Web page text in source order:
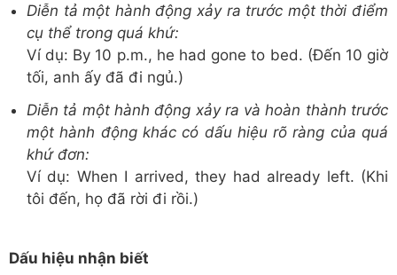
Diễn tả một hành động xảy ra trước một thời điểm
cụ thể trong quá khứ:
Ví dụ: By 10 p.m., he had gone to bed. (Đến 10 giờ
tối, anh ấy đã đi ngủ.)
Diễn tả một hành động xảy ra và hoàn thành trước
một hành động khác có dấu hiệu rõ ràng của quá
khứ đơn:
Ví dụ: When I arrived, they had already left. (Khi
tôi đến, họ đã rời đi rồi.)
Dấu hiệu nhận biết